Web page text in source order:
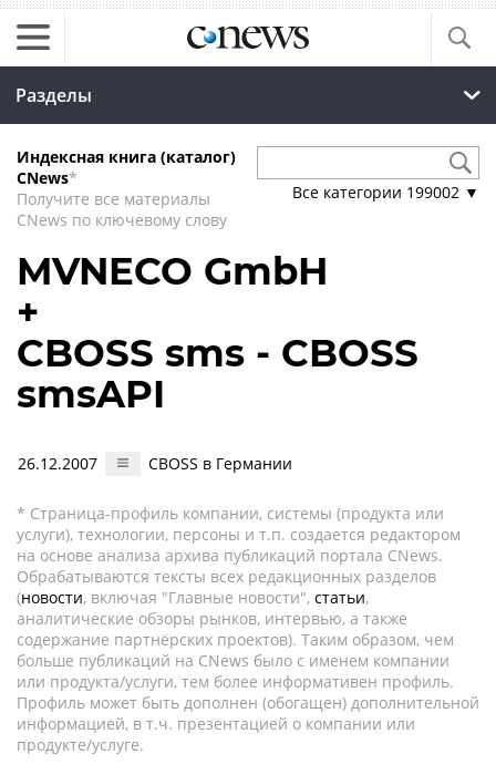
Разделы
Индексная книга (каталог)
CNews*
Получите все материалы
CNews по ключевому слову
Все категории 199002 ▼
MVNECO GmbH
+
CBOSS sms - CBOSS
smsAPI
26.12.2007 CBOSS в Германии
* Страница-профиль компании, системы (продукта или
услуги), технологии, персоны и т.п. создается редактором
на основе анализа архива публикаций портала CNews.
Обрабатываются тексты всех редакционных разделов
(новости, включая "Главные новости", статьи,
аналитические обзоры рынков, интервью, а также
содержание партнёрских проектов). Таким образом, чем
больше публикаций на CNews было с именем компании
или продукта/услуги, тем более информативен профиль.
Профиль может быть дополнен (обогащен) дополнительной
информацией, в т.ч. презентацией о компании или
продукте/услуге.